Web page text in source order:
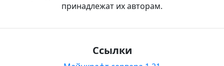
принадлежат их авторам.
Ссылки